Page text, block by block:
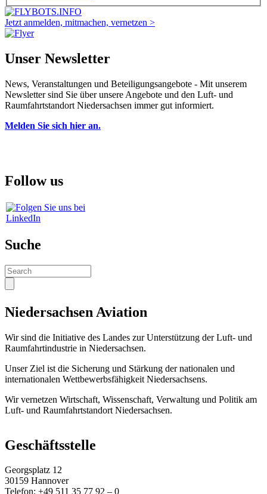
Jetzt anmelden, mitmachen, vernetzen >
Unser Newsletter
News, Veranstaltungen und Beteiligungsangebote - Mit unserem
Newsletter sind Sie über unsere Angebote und den Luft- und
Raumfahrtstandort Niedersachsen immer gut informiert.
Melden Sie sich hier an.
Follow us
Suche
Search
Niedersachsen Aviation
Wir sind die Initiative des Landes zur Unterstützung der Luft- und
Raumfahrtindustrie in Niedersachsen.
Unser Ziel ist die Sicherung und Stärkung der nationalen und
internationalen Wettbewerbsfähigkeit Niedersachsens.
Wir vernetzen Wirtschaft, Wissenschaft, Verwaltung und Politik am
Luft- und Raumfahrtstandort Niedersachsen.
Geschäftsstelle
Georgsplatz 12
30159 Hannover
Telefon: +49 511 35 77 92 – 0